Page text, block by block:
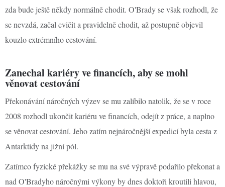
zda bude ještě někdy normálně chodit. O'Brady se však rozhodl, že
se nevzdá, začal cvičit a pravidelně chodit, až postupně objevil
kouzlo extrémního cestování.
Zanechal kariéry ve financích, aby se mohl
věnovat cestování
Překonávání náročných výzev se mu zalíbilo natolik, že se v roce
2008 rozhodl ukončit kariéru ve financích, odejít z práce, a naplno
se věnovat cestování. Jeho zatím nejnáročnější expedicí byla cesta z
Antarktidy na jižní pól.
Zatímco fyzické překážky se mu na své výpravě podařilo překonat a
nad O'Bradyho náročnými výkony by dnes doktoři kroutili hlavou,